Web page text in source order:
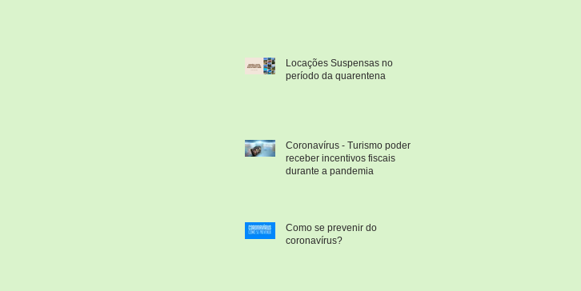
Locações Suspensas no
período da quarentena
Coronavírus - Turismo poderá
receber incentivos fiscais
durante a pandemia
Como se prevenir do
coronavírus?